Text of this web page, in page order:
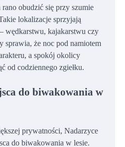
obudzić się przy szumie
lokalizacje sprzyjają
wędkarstwu, kajakarstwu czy
sprawia, że noc pod namiotem
a spokój okolicy
od codziennego zgiełku.
do biwakowania w
prywatności, Nadarzyce
do biwakowania w lesie.